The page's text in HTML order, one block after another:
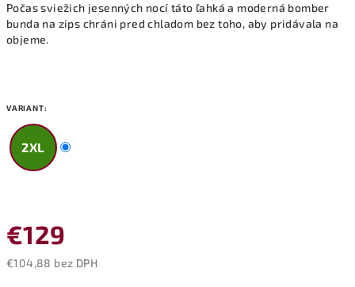
Počas sviežich jesenných nocí táto ľahká a moderná bomber
bunda na zips chráni pred chladom bez toho, aby pridávala na
objeme.
VARIANT:
2XL
€129
€104,88 bez DPH